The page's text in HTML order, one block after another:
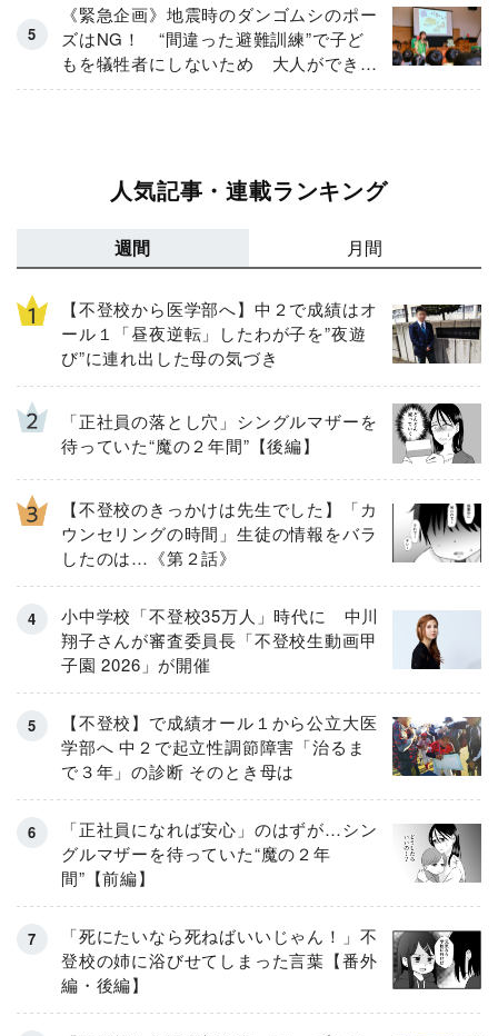
《緊急企画》地震時のダンゴムシのポー
ズはNG！ “間違った避難訓練”で子ど
もを犠牲者にしないため 大人ができる
こととは？
人気記事・連載ランキング
週間 月間
【不登校から医学部へ】中２で成績はオ
ール１「昼夜逆転」したわが子を”夜遊
び”に連れ出した母の気づき
「正社員の落とし穴」シングルマザーを
待っていた“魔の２年間”【後編】
【不登校のきっかけは先生でした】「カ
ウンセリングの時間」生徒の情報をバラ
したのは…《第２話》
小中学校「不登校35万人」時代に 中川
翔子さんが審査委員長「不登校生動画甲
子園 2026」が開催
【不登校】で成績オール１から公立大医
学部へ 中２で起立性調節障害「治るま
で３年」の診断 そのとき母は
「正社員になれば安心」のはずが…シン
グルマザーを待っていた“魔の２年
間”【前編】
「死にたいなら死ねばいいじゃん！」不
登校の姉に浴びせてしまった言葉【番外
編・後編】